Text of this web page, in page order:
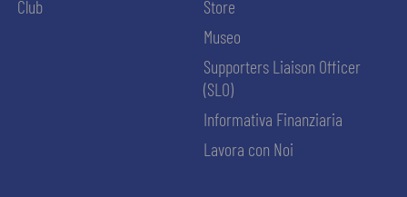
Club
Store
Museo
Supporters Liaison Officer
(SLO)
Informativa Finanziaria
Lavora con Noi